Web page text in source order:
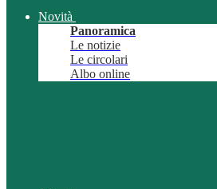
Novità
Panoramica
Le notizie
Le circolari
Albo online